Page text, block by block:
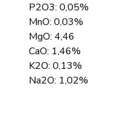
P2O3: 0,05%
MnO: 0,03%
MgO: 4,46
CaO: 1,46%
K2O: 0,13%
Na2O: 1,02%